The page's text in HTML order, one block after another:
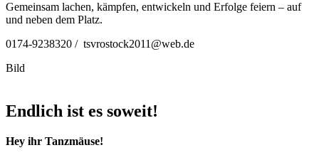
Gemeinsam lachen, kämpfen, entwickeln und Erfolge feiern – auf
und neben dem Platz.
0174-9238320 / tsvrostock2011@web.de
Bild
Endlich ist es soweit!
Hey ihr Tanzmäuse!